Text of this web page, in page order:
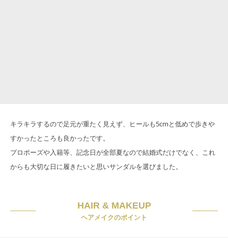
キラキラするので足元が重たく見えず、ヒールも5cmと低めで歩きや
すかったところも良かったです。
プロポーズや入籍等、記念日が全部夏なので結婚式だけでなく、これ
からも大切な日に履きたいと思いサンダルを選びました。
HAIR & MAKEUP
ヘアメイクのポイント